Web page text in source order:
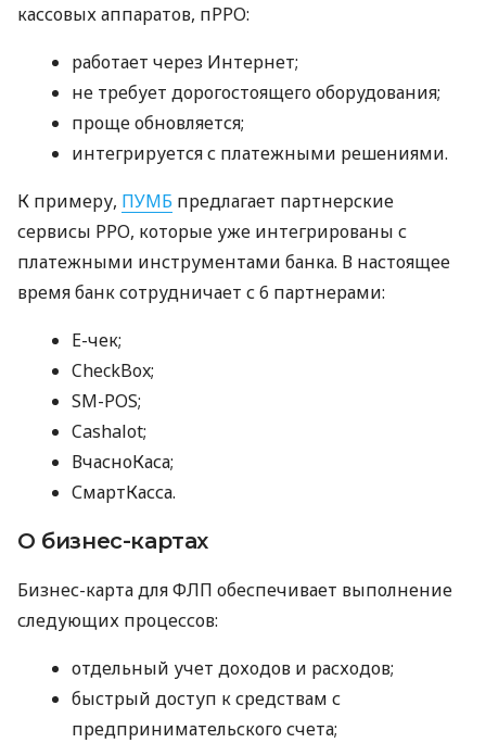
кассовых аппаратов, пРРО:
работает через Интернет;
не требует дорогостоящего оборудования;
проще обновляется;
интегрируется с платежными решениями.
К примеру, ПУМБ предлагает партнерские
сервисы РРО, которые уже интегрированы с
платежными инструментами банка. В настоящее
время банк сотрудничает с 6 партнерами:
E-чек;
CheckBox;
SM-POS;
Cashalot;
ВчасноКаса;
СмартКасса.
О бизнес-картах
Бизнес-карта для ФЛП обеспечивает выполнение
следующих процессов:
отдельный учет доходов и расходов;
быстрый доступ к средствам с
предпринимательского счета;